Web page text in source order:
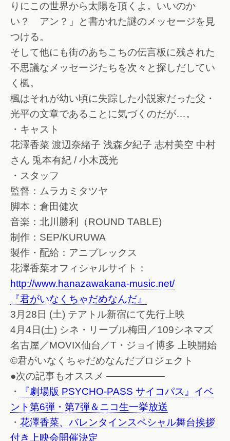
りにこの世界から太陽を頂くよ。いいのか
い？ アン？」と書かれた謎のメッセージを見
つける。
そして他にも街のあちこちの伝言板に残された
不思議なメッセージたちを次々と探しだしてい
く楓。
楓はそれが幼い頃に失踪した小説家だった父・
光平の文章であることに気づくのだが…。
・キャスト
花澤香菜 渡辺奈緒子 浅森夕紀子 志村美空 中村
さん 兎本有紀 / 小木茂光
・スタッフ
監督：ムラカミタツヤ
脚本：倉田健次
音楽：北川勝利（ROUND TABLE)
制作：SEP/KURUWA
製作・配給：アニプレックス
花澤香菜オフィシャルサイト：
http://www.hanazawakana-music.net/
『君がいなくちゃだめなんだ』
3月28日 (土) テアトル新宿にて先行上映
4月4日(土) シネ・リーブル梅田／109シネマズ
名古屋／MOVIX仙台／T・ジョイ博多 上映開始
©君がいなくちゃだめなんだプロジェクト
●次の記事もオススメ ——————
・
『劇場版 PSYCHO-PASS サイコパス』イベ
ント第6弾・第7弾＆ニコ生一挙放送
・ 花澤香菜、バレンタインスペシャル舞台挨拶
付き上映会開催決定